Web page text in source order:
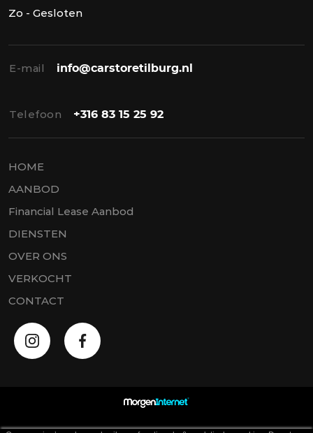
Zo - Gesloten
E-mail info@carstoretilburg.nl
Telefoon +316 83 15 25 92
HOME
AANBOD
Financial Lease Aanbod
DIENSTEN
OVER ONS
VERKOCHT
CONTACT